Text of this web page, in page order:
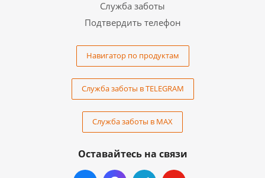
Служба заботы
Подтвердить телефон
Навигатор по продуктам
Служба заботы в TELEGRAM
Служба заботы в MAX
Оставайтесь на связи